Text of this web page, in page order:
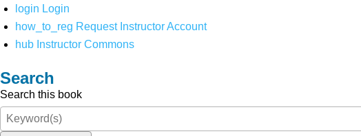
login Login
how_to_reg Request Instructor Account
hub Instructor Commons
Search
Search this book